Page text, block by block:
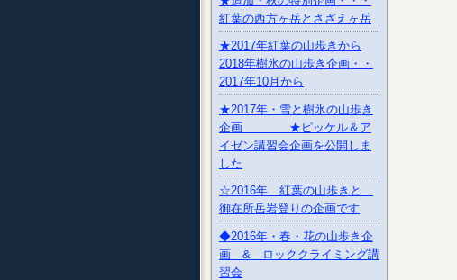
紅葉の西方ヶ岳とさざえヶ岳
★2017年紅葉の山歩きから
2018年樹氷の山歩き企画・・
2017年10月から
★2017年・雪と樹氷の山歩き
企画 ★ピッケル＆ア
イゼン講習会企画を公開しま
した
☆2016年 紅葉の山歩きと
御在所岳岩登りの企画です
◆2016年・春・花の山歩き企
画 & ロッククライミング講
習会